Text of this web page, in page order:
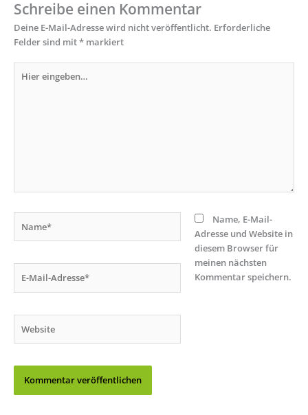
Schreibe einen Kommentar
Deine E-Mail-Adresse wird nicht veröffentlicht. Erforderliche
Felder sind mit* markiert
eingeben…
Mail-
Name, E-Mail-
Adresse und Website in
diesem Browser für
meinen nächsten
Kommentar speichern.